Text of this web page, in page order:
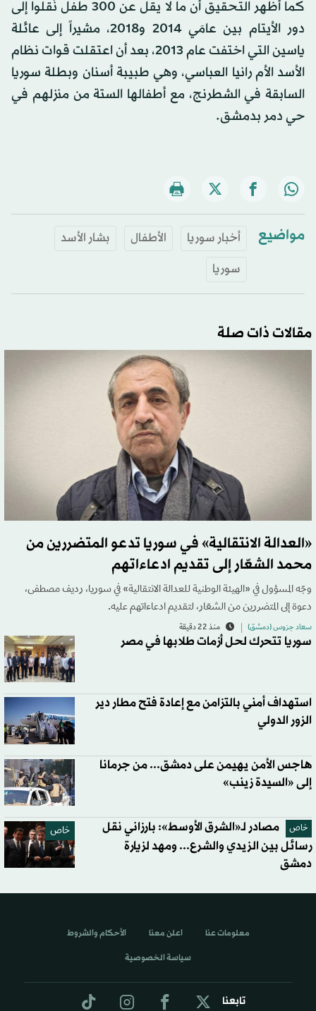
كما أظهر التحقيق أن ما لا يقل عن 300 طفل نُقلوا إلى
دور الأيتام بين عامَي 2014 و2018، مشيراً إلى عائلة
ياسين التي اختفت عام 2013، بعد أن اعتقلت قوات نظام
الأسد الأم رانيا العباسي، وهي طبيبة أسنان وبطلة سوريا
السابقة في الشطرنج، مع أطفالها الستة من منزلهم في
حي دمر بدمشق.
مواضيع أخبار سوريا الأطفال
بشار الأسد
سوريا
مقالات ذات صلة
«العدالة الانتقالية» في سوريا تدعو المتضررين من
محمد الشعّار إلى تقديم ادعاءاتهم
وجّه المسؤول في «الهيئة الوطنية للعدالة الانتقالية» في سوريا، رديف مصطفى،
دعوة إلى المتضررين من الشعّار، لتقديم ادعاءاتهم عليه.
سعاد جرَوس (دمشق) منذ 22 دقيقة
سوريا تتحرك لحل أزمات طلابها في مصر
استهداف أمني بالتزامن مع إعادة فتح مطار دير
الزور الدولي
هاجس الأمن يهيمن على دمشق... من جرمانا
إلى «السيدة زينب»
خاص خاص
مصادر لـ«الشرق الأوسط»: بارزاني نقل
رسائل بين الزيدي والشرع... ومهد لزيارة
دمشق
تابعنا
معلومات عنا اعلن معنا الأحكام والشروط
سياسة الخصوصية